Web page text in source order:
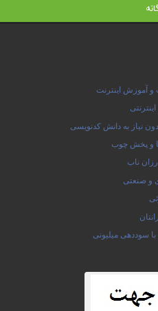
و آموزش اینترنت
نیاز به دانش کدنویسی
و پخش چوب
ناب
و صنعتی
سوددهی میلیونی